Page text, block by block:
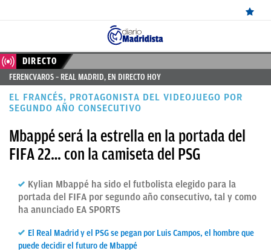
ÚLTIMAS
NOTICIAS
REAL
MADRID
BALONCESTO
FICHAJES
FEMENINO
DIRECTO
FERENCVAROS – REAL MADRID, EN DIRECTO HOY
EL FRANCÉS, PROTAGONISTA DEL VIDEOJUEGO POR
SEGUNDO AÑO CONSECUTIVO
Mbappé será la estrella en la portada del
FIFA 22… con la camiseta del PSG
Kylian Mbappé ha sido el futbolista elegido para la
portada del FIFA por segundo año consecutivo, tal y como
ha anunciado EA SPORTS
El Real Madrid y el PSG se pegan por Luis Campos, el hombre que
puede decidir el futuro de Mbappé